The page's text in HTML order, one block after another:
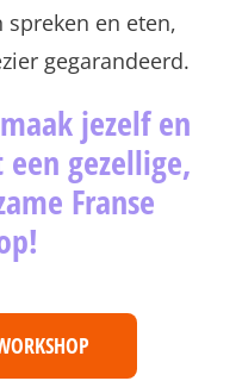
en eten,
gegarandeerd.
jezelf en
gezellige,
Franse